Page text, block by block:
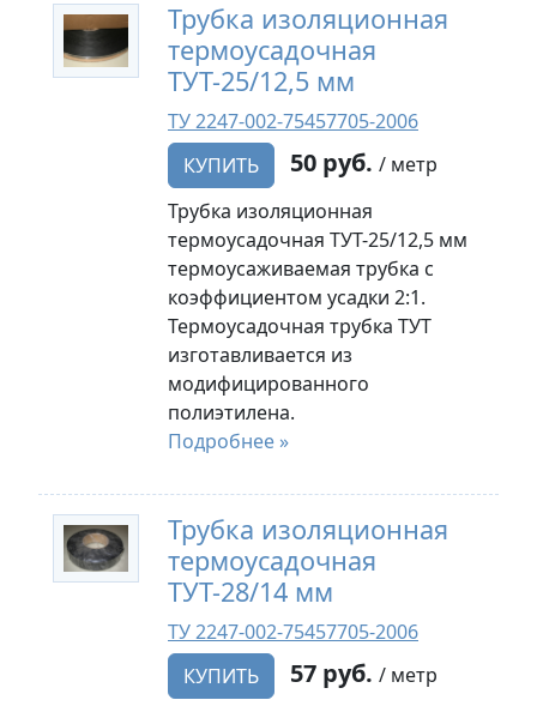
Трубка изоляционная
термоусадочная
ТУТ-25/12,5 мм
ТУ 2247-002-75457705-2006
КУПИТЬ
50 руб. / метр
Трубка изоляционная
термоусадочная ТУТ-25/12,5 мм
термоусаживаемая трубка с
коэффициентом усадки 2:1.
Термоусадочная трубка ТУТ
изготавливается из
модифицированного
полиэтилена.
Подробнее »
Трубка изоляционная
термоусадочная
ТУТ-28/14 мм
ТУ 2247-002-75457705-2006
КУПИТЬ
57 руб. / метр